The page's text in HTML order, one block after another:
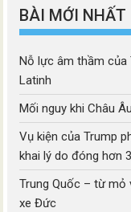
BÀI MỚI NHẤT
Nỗ lực âm thầm
Latinh
Mối nguy khi Châu
Vụ kiện của Trump
khai lý do đóng hơn
Trung Quốc – từ mỏ
xe Đức